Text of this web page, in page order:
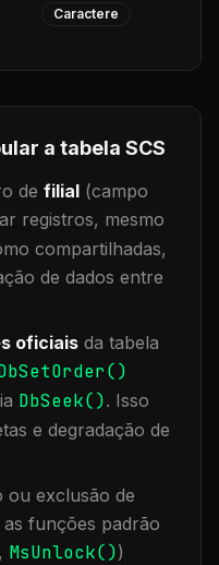
Caractere
a tabela SCS
de filial (campo
registros, mesmo
compartilhadas,
de dados entre
oficiais da tabela
DbSeek(). Isso
e degradação de
ou exclusão de
funções padrão
, MsUnlock())